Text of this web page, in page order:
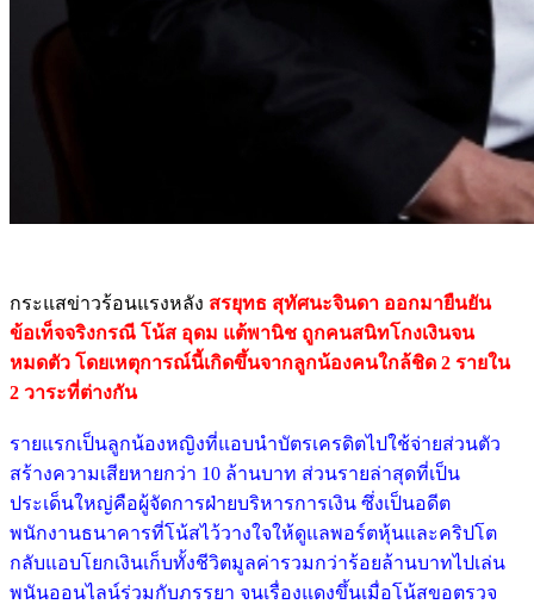
กระแสข่าวร้อนแรงหลัง สรยุทธ สุทัศนะจินดา ออกมายืนยัน
ข้อเท็จจริงกรณี โน้ส อุดม แต้พานิช ถูกคนสนิทโกงเงินจน
หมดตัว โดยเหตุการณ์นี้เกิดขึ้นจากลูกน้องคนใกล้ชิด 2 รายใน
2 วาระที่ต่างกัน
รายแรกเป็นลูกน้องหญิงที่แอบนำบัตรเครดิตไปใช้จ่ายส่วนตัว
สร้างความเสียหายกว่า 10 ล้านบาท ส่วนรายล่าสุดที่เป็น
ประเด็นใหญ่คือผู้จัดการฝ่ายบริหารการเงิน ซึ่งเป็นอดีต
พนักงานธนาคารที่โน้สไว้วางใจให้ดูแลพอร์ตหุ้นและคริปโต
กลับแอบโยกเงินเก็บทั้งชีวิตมูลค่ารวมกว่าร้อยล้านบาทไปเล่น
พนันออนไลน์ร่วมกับภรรยา จนเรื่องแดงขึ้นเมื่อโน้สขอตรวจ